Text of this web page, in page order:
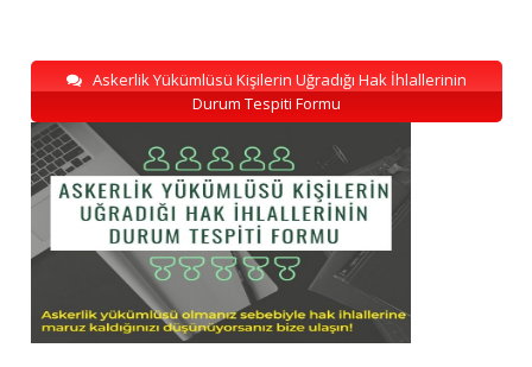
Askerlik Yükümlüsü Kişilerin Uğradığı Hak İhlallerinin
Durum Tespiti Formu